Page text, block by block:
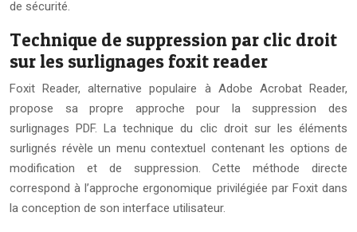
de sécurité.
Technique de suppression par clic droit
sur les surlignages foxit reader
Foxit Reader, alternative populaire à Adobe Acrobat Reader,
propose sa propre approche pour la suppression des
surlignages PDF. La technique du clic droit sur les éléments
surlignés révèle un menu contextuel contenant les options de
modification et de suppression. Cette méthode directe
correspond à l’approche ergonomique privilégiée par Foxit dans
la conception de son interface utilisateur.